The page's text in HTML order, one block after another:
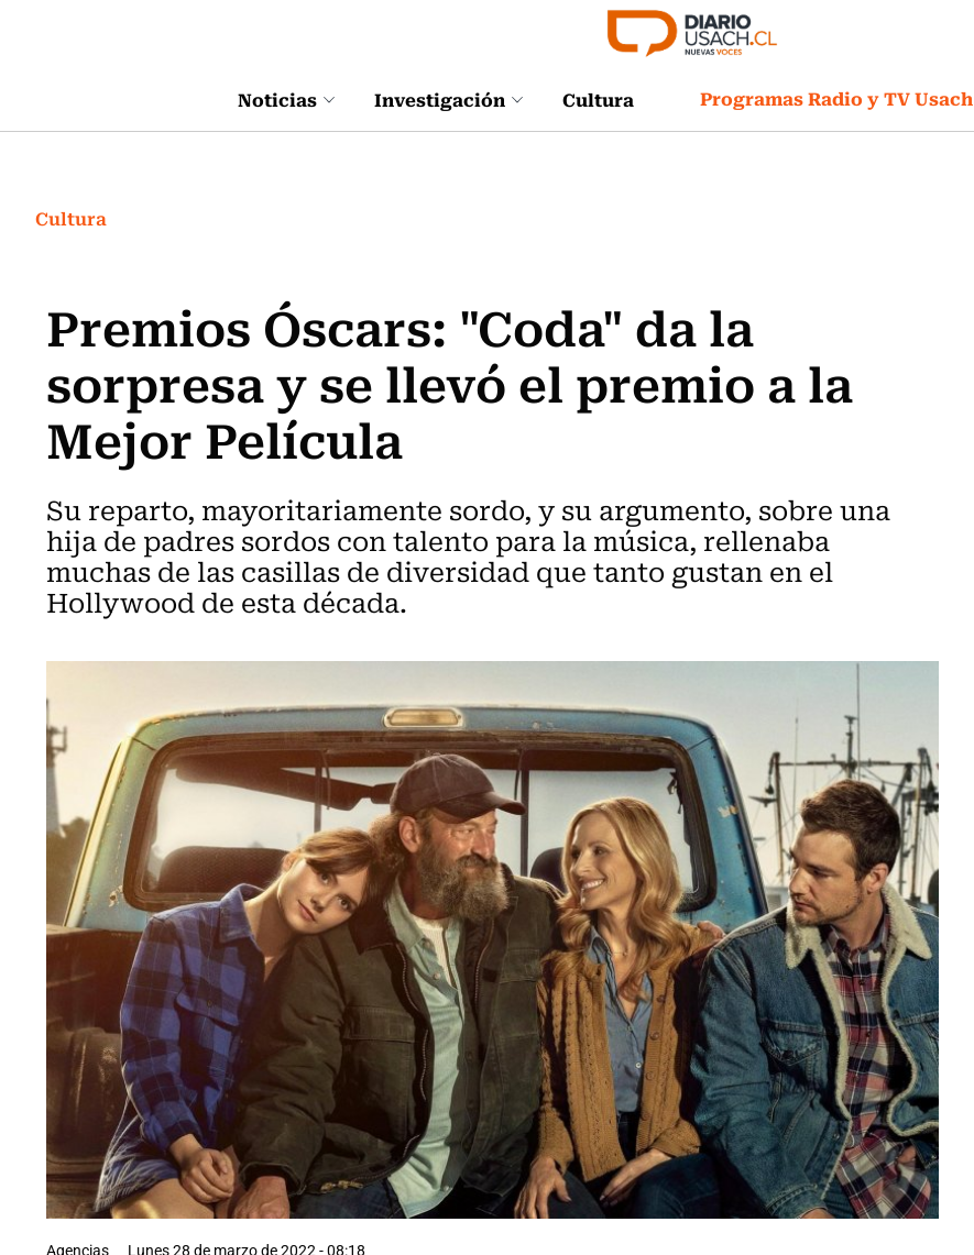
Noticias Investigación Cultura Programas Radio y TV Usach
Cultura
Premios Óscars: "Coda" da la
sorpresa y se llevó el premio a la
Mejor Película
Su reparto, mayoritariamente sordo, y su argumento, sobre una
hija de padres sordos con talento para la música, rellenaba
muchas de las casillas de diversidad que tanto gustan en el
Hollywood de esta década.
Agencias Lunes 28 de marzo de 2022 - 08:18